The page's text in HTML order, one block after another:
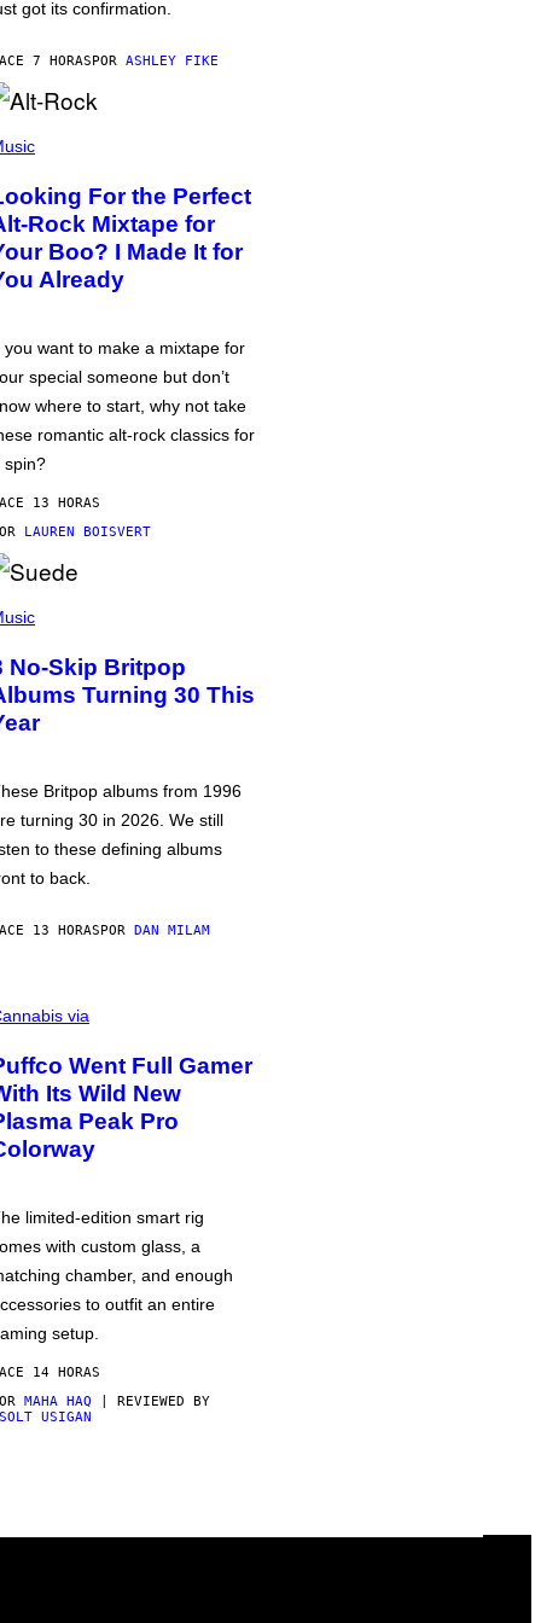
got its confirmation.
7 HORASPOR ASHLEY FIKE
For the Perfect
Rock Mixtape for
Boo? I Made It for
Already
you want to make a mixtape for
special someone but don’t
where to start, why not take
romantic alt-rock classics for
spin?
13 HORAS
LAUREN BOISVERT
No-Skip Britpop
Turning 30 This
Britpop albums from 1996
turning 30 in 2026. We still
to these defining albums
to back.
13 HORASPOR DAN MILAM
via
Went Full Gamer
Its Wild New
Peak Pro
limited-edition smart rig
with custom glass, a
chamber, and enough
to outfit an entire
setup.
14 HORAS
MAHA HAQ | REVIEWED BY
USIGAN